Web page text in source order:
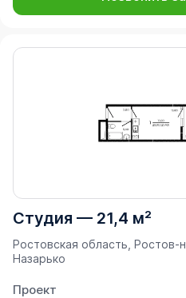
Студия — 21,4 м²
Ростовская область, Ростов-
Назарько
Проект